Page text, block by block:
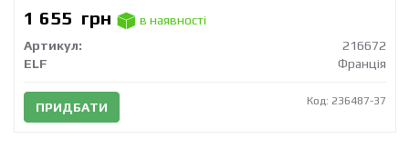
1 655 грн
в наявності
Артикул:
216672
ELF
Франція
ПРИДБАТИ Код: 236487-37